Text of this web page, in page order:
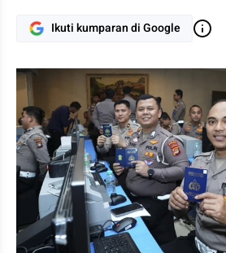
Ikuti kumparan di Google